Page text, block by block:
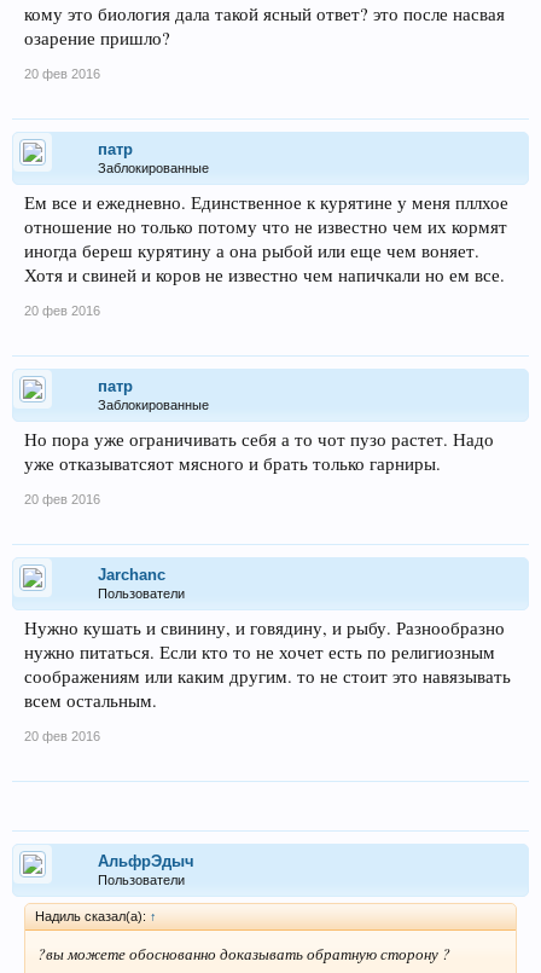
(эритроцитовая информационная субстанция) остается почти
целиком в сале свиньи.
кому это биология дала такой ясный ответ? это после насвая
озарение пришло?
20 фев 2016
патр
Заблокированные
Ем все и ежедневно. Единственное к курятине у меня пллхое
отношение но только потому что не известно чем их кормят
иногда береш курятину а она рыбой или еще чем воняет.
Хотя и свиней и коров не известно чем напичкали но ем все.
20 фев 2016
патр
Заблокированные
Но пора уже ограничивать себя а то чот пузо растет. Надо
уже отказыватсяот мясного и брать только гарниры.
20 фев 2016
Jarchanc
Пользователи
Нужно кушать и свинину, и говядину, и рыбу. Разнообразно
нужно питаться. Если кто то не хочет есть по религиозным
соображениям или каким другим. то не стоит это навязывать
всем остальным.
20 фев 2016
АльфрЭдыч
Пользователи
Надиль сказал(а): ↑
?вы можете обоснованно доказывать обратную сторону ?